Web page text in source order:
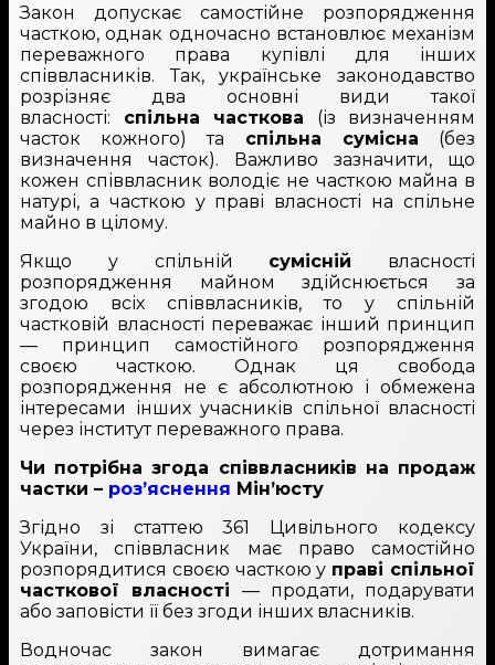
Закон допускає самостійне розпорядження
часткою, однак одночасно встановлює механізм
переважного права купівлі для інших
співвласників. Так, українське законодавство
розрізняє два основні види такої
власності: спільна часткова (із визначенням
часток кожного) та спільна сумісна (без
визначення часток). Важливо зазначити, що
кожен співвласник володіє не часткою майна в
натурі, а часткою у праві власності на спільне
майно в цілому.
Якщо у спільній сумісній власності
розпорядження майном здійснюється за
згодою всіх співвласників, то у спільній
частковій власності переважає інший принцип
— принцип самостійного розпорядження
своєю часткою. Однак ця свобода
розпорядження не є абсолютною і обмежена
інтересами інших учасників спільної власності
через інститут переважного права.
Чи потрібна згода співвласників на продаж
частки – роз’яснення Мін’юсту
Згідно зі статтею 361 Цивільного кодексу
України, співвласник має право самостійно
розпорядитися своєю часткою у праві спільної
часткової власності — продати, подарувати
або заповісти її без згоди інших власників.
Водночас закон вимагає дотримання